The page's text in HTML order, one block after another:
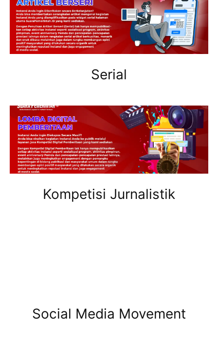
Serial
Kompetisi Jurnalistik
Social Media Movement